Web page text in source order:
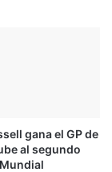
gana el GP de
al segundo